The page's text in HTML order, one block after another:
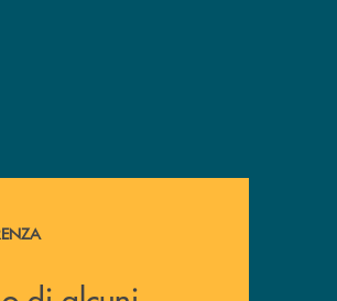
documenti? Vai alla pagina della